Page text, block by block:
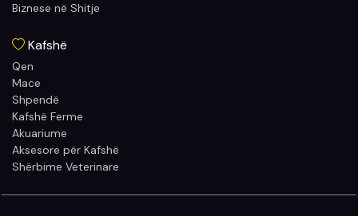
Biznese në Shitje
Kafshë
Qen
Mace
Shpendë
Kafshë Ferme
Akuariume
Aksesore për Kafshë
Shërbime Veterinare